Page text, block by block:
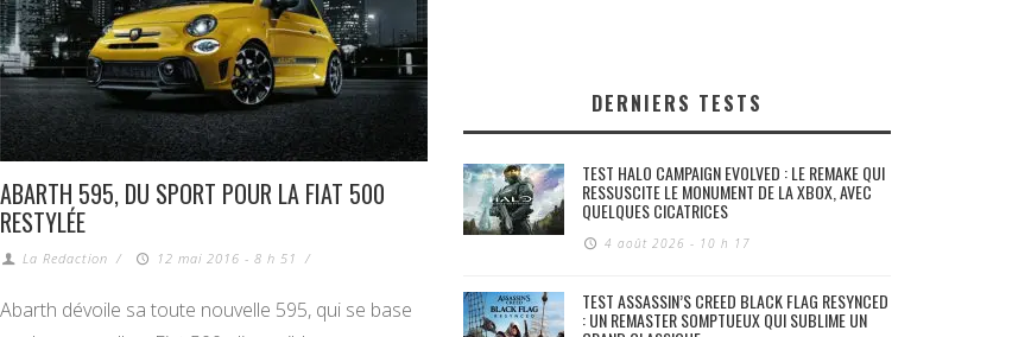
ABARTH 595, DU SPORT POUR LA FIAT 500
RESTYLÉE
La Redaction / 12 mai 2016 - 8 h 51 /
Abarth dévoile sa toute nouvelle 595, qui se base
DERNIERS TESTS
TEST HALO CAMPAIGN EVOLVED : LE REMAKE QUI
RESSUSCITE LE MONUMENT DE LA XBOX, AVEC
QUELQUES CICATRICES
4 août 2026 - 10 h 17
TEST ASSASSIN’S CREED BLACK FLAG RESYNCED
: UN REMASTER SOMPTUEUX QUI SUBLIME UN